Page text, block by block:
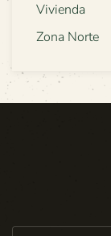
Vivienda
Zona Norte